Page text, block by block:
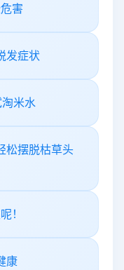
害
发症状
米水
松摆脱枯草头
！
康